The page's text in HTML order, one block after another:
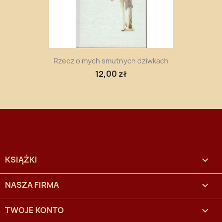
Rzecz o mych smutnych dziwkach
12,00 zł
KSIĄŻKI 
NASZA FIRMA 
TWOJE KONTO 